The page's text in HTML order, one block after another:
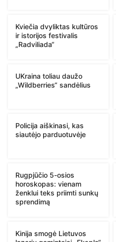
Kviečia dvyliktas kultūros
ir istorijos festivalis
„Radviliada“
UKraina toliau daužo
„Wildberries“ sandėlius
Policija aiškinasi, kas
siautėjo parduotuvėje
Rugpjūčio 5-osios
horoskopas: vienam
ženklui teks priimti sunkų
sprendimą
Kinija smogė Lietuvos